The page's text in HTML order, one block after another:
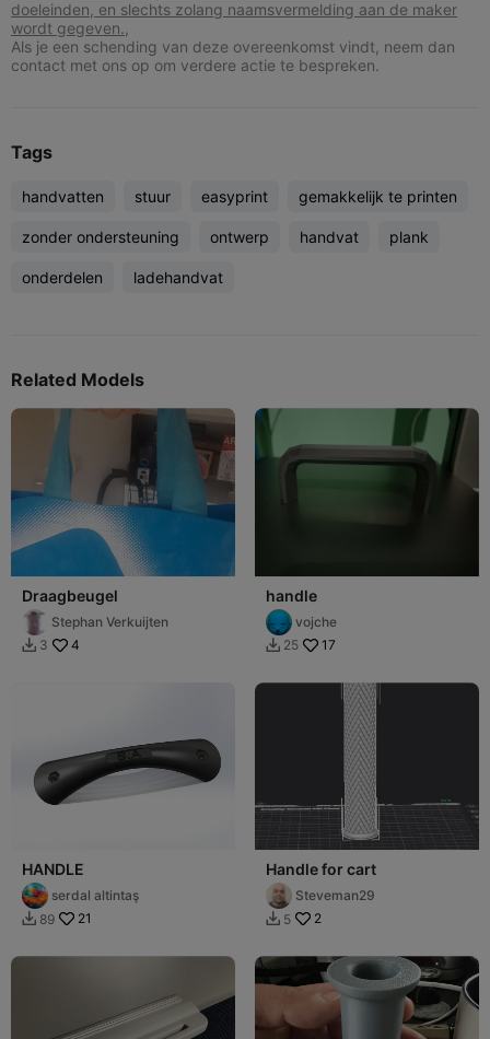
doeleinden, en slechts zolang naamsvermelding aan de maker
wordt gegeven.,
Als je een schending van deze overeenkomst vindt, neem dan
contact met ons op om verdere actie te bespreken.
Tags
handvatten stuur easyprint gemakkelijk te printen
zonder ondersteuning ontwerp handvat plank
onderdelen ladehandvat
Related Models
Draagbeugel
Stephan Verkuijten
 3 4
handle
vojche
 25 17
HANDLE
serdal altintaş
 89 21
Handle for cart
Steveman29
 5 2